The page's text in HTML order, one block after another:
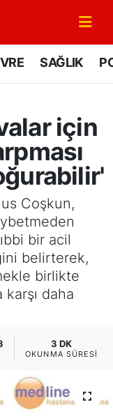
SAĞLIK
için
Coşkun,
bir acil
belirterek,
birlikte
karşı daha
3 DK
OKUNMA SÜRESI